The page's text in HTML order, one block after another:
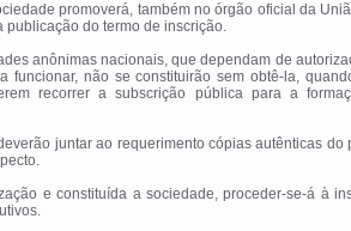
promoverá, também no órgão oficial da
publicação do termo de inscrição.
anônimas nacionais, que dependam de
funcionar, não se constituirão sem obtê-la,
recorrer a subscrição pública para a
juntar ao requerimento cópias autênticas do
e constituída a sociedade, proceder-se-á à